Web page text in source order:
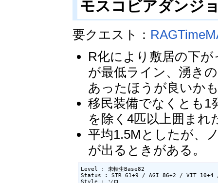
モスコビアダンジ
要クエスト：
R化により敷居の下
が最低ライン、湧き
あったほうが良いか
移民装備でなくとも1
を除く4匹以上囲まれ
平均1.5Mとしたが、
が出るときがある。
Level : 未転生Base82
Status : STR 61+9 / AGI 86+2 / VIT 10+4
Style : ソロ